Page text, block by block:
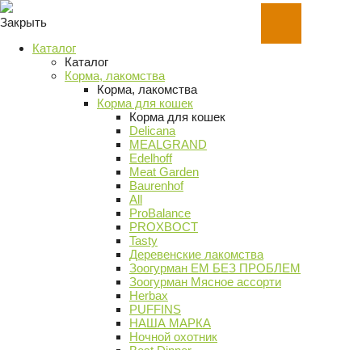
Закрыть
Каталог
Каталог
Корма, лакомства
Корма, лакомства
Корма для кошек
Корма для кошек
Delicana
MEALGRAND
Edelhoff
Meat Garden
Baurenhof
All
ProBalance
PROХВОСТ
Tasty
Деревенские лакомства
Зоогурман ЕМ БЕЗ ПРОБЛЕМ
Зоогурман Мясное ассорти
Herbax
PUFFINS
НАША МАРКА
Ночной охотник